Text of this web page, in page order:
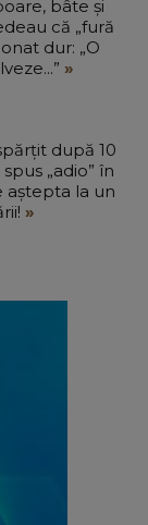
bâte și
că „fură
dur: „O
„adio” în
aștepta la un